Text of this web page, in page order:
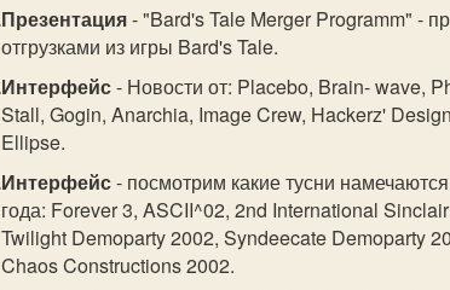
Презентация- "Bard's Tale Merger Programm" -
отгрузками из игры Bard's Tale.
Интерфейс- Новости от: Placebo, Brain- wave,
Stall, Gogin, Anarchia, Image Crew, Hackerz'
Ellipse.
Интерфейс- посмотрим какие тусни
года: Forever 3, ASCII^02, 2nd International
Twilight Demoparty 2002, Syndeecate Demoparty
Chaos Constructions 2002.